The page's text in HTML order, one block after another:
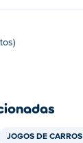
JOGOS DE CARROS